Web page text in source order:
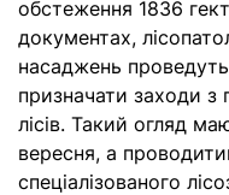
обстеження 1836
документах,
насаджень
призначати заходи з
лісів. Такий огляд
вересня, а
спеціалізованого